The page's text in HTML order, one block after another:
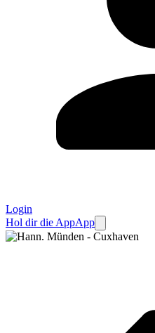
Login
Hol dir die AppApp